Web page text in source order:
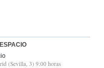
(Sevilla, 3) 9:00 horas